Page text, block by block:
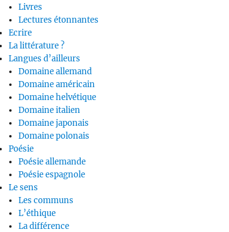
Livres
Lectures étonnantes
Ecrire
La littérature ?
Langues d’ailleurs
Domaine allemand
Domaine américain
Domaine helvétique
Domaine italien
Domaine japonais
Domaine polonais
Poésie
Poésie allemande
Poésie espagnole
Le sens
Les communs
L’éthique
La différence